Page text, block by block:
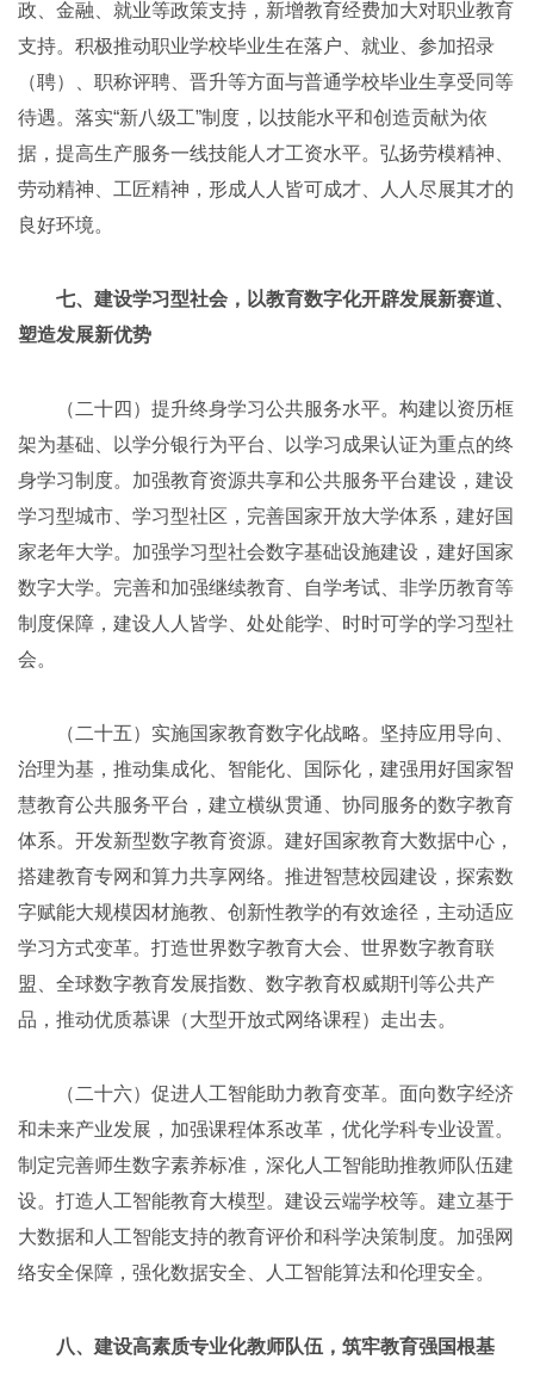
政、金融、就业等政策支持，新增教育经费加大对职业教育
支持。积极推动职业学校毕业生在落户、就业、参加招录
（聘）、职称评聘、晋升等方面与普通学校毕业生享受同等
待遇。落实“新八级工”制度，以技能水平和创造贡献为依
据，提高生产服务一线技能人才工资水平。弘扬劳模精神、
劳动精神、工匠精神，形成人人皆可成才、人人尽展其才的
良好环境。
七、建设学习型社会，以教育数字化开辟发展新赛道、
塑造发展新优势
（二十四）提升终身学习公共服务水平。构建以资历框
架为基础、以学分银行为平台、以学习成果认证为重点的终
身学习制度。加强教育资源共享和公共服务平台建设，建设
学习型城市、学习型社区，完善国家开放大学体系，建好国
家老年大学。加强学习型社会数字基础设施建设，建好国家
数字大学。完善和加强继续教育、自学考试、非学历教育等
制度保障，建设人人皆学、处处能学、时时可学的学习型社
会。
（二十五）实施国家教育数字化战略。坚持应用导向、
治理为基，推动集成化、智能化、国际化，建强用好国家智
慧教育公共服务平台，建立横纵贯通、协同服务的数字教育
体系。开发新型数字教育资源。建好国家教育大数据中心，
搭建教育专网和算力共享网络。推进智慧校园建设，探索数
字赋能大规模因材施教、创新性教学的有效途径，主动适应
学习方式变革。打造世界数字教育大会、世界数字教育联
盟、全球数字教育发展指数、数字教育权威期刊等公共产
品，推动优质慕课（大型开放式网络课程）走出去。
（二十六）促进人工智能助力教育变革。面向数字经济
和未来产业发展，加强课程体系改革，优化学科专业设置。
制定完善师生数字素养标准，深化人工智能助推教师队伍建
设。打造人工智能教育大模型。建设云端学校等。建立基于
大数据和人工智能支持的教育评价和科学决策制度。加强网
络安全保障，强化数据安全、人工智能算法和伦理安全。
八、建设高素质专业化教师队伍，筑牢教育强国根基